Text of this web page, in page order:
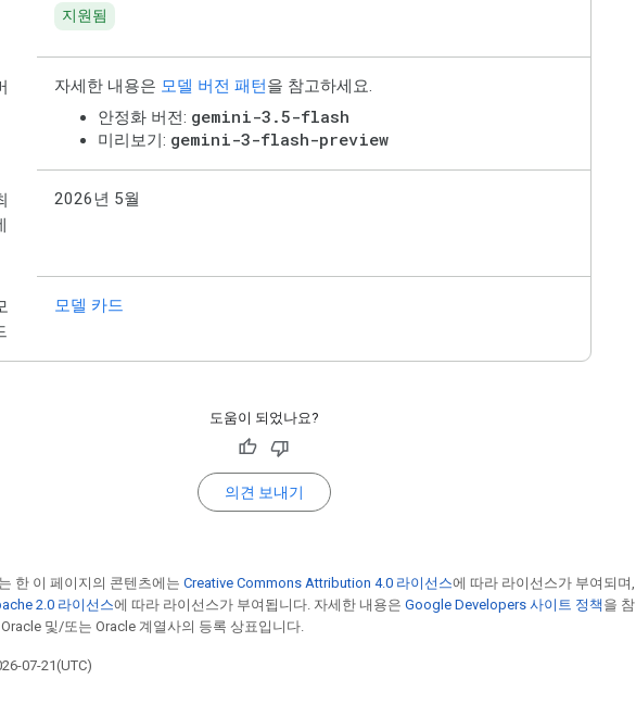
지원됨
자세한 내용은 모델 버전 패턴을 참고하세요.
안정화 버전: gemini-3.5-flash
미리보기: gemini-3-flash-preview
2026년 5월
모델 카드
도움이 되었나요?
의견 보내기
한 이 페이지의 콘텐츠에는 Creative Commons Attribution 4.0 라이선스에 따라 라이선스가 부여되며,
2.0 라이선스에 따라 라이선스가 부여됩니다. 자세한 내용은 Google Developers 사이트 정책 을 참
및/또는 Oracle 계열사의 등록 상표입니다.
07-21(UTC)